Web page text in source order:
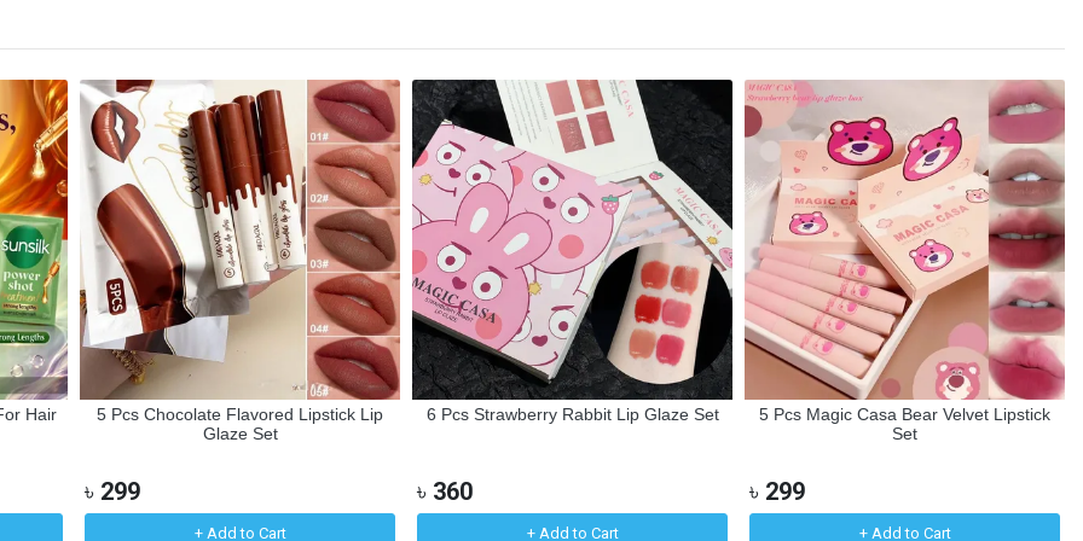
Hair
5 Pcs Chocolate Flavored Lipstick Lip
Glaze Set
৳ 299
+ Add to Cart
6 Pcs Strawberry Rabbit Lip Glaze Set
৳ 360
+ Add to Cart
5 Pcs Magic Casa Bear Velvet Lipstick
Set
৳ 299
+ Add to Cart